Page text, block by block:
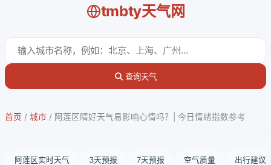
tmbty天气网
查询天气
首页 / 城市 / 阿莲区晴好天气易影响心情吗？| 今日情绪指数参考
阿莲区实时天气 3天预报 7天预报 空气质量 出行建议